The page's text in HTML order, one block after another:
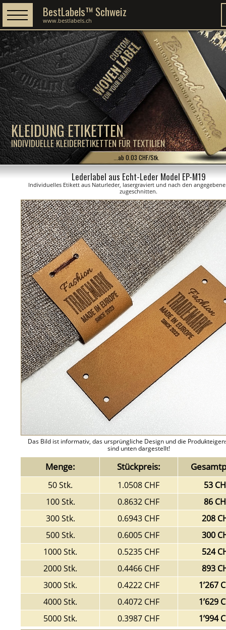
KLEIDUNG ETIKETTEN
INDIVIDUELLE KLEIDERETIKETTEN FÜR TEXTILIEN
BestLabels™ Schweiz
www.bestlabels.ch
...ab 0.03 CHF/Stk.
Lederlabel aus Echt-Leder Model EP-M19
Individuelles Etikett aus Naturleder, lasergraviert und nach den
zugeschnitten.
Das Bild ist informativ, das ursprüngliche Design und die
sind unten dargestellt!
Menge: Stückpreis:
50 Stk. 1.0508 CHF
53
100 Stk.
0.8632 CHF
86
300 Stk.
0.6943 CHF
208
500 Stk.
0.6005 CHF
300
1000 Stk.
0.5235 CHF
524
2000 Stk.
0.4466 CHF
893
3000 Stk.
0.4222 CHF
1’267
4000 Stk.
0.4072 CHF
1’629
5000 Stk.
0.3987 CHF 1’994